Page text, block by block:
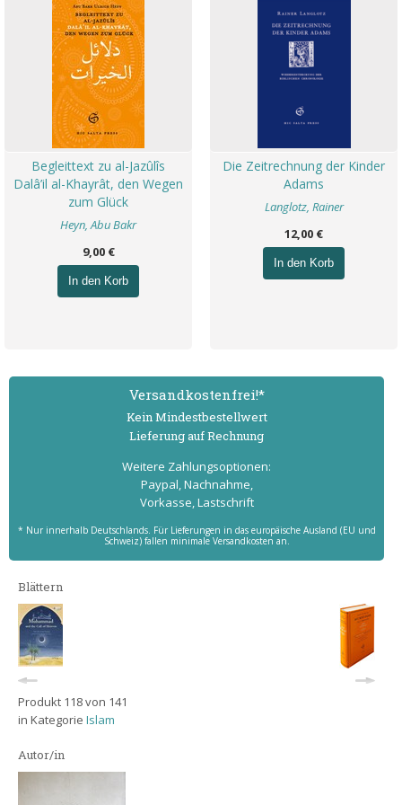
Begleittext zu al-Jazûlîs
Dalâ’il al-Khayrât, den Wegen
zum Glück
Heyn, Abu Bakr
9,00 €
In den Korb
Die Zeitrechnung der Kinder
Adams
Langlotz, Rainer
12,00 €
In den Korb
Versand­kostenfrei!*
Kein Mindest­bestell­wert
Lieferung auf Rechnung
Weitere Zahlungs­optionen:
Paypal, Nachnahme,
Vorkasse, Lastschrift
* Nur innerhalb Deutschlands. Für Lieferungen in das europäische Ausland (EU und
Schweiz) fallen minimale Versandkosten an.
Blättern
Produkt 118 von 141
in Kategorie Islam
Autor/in